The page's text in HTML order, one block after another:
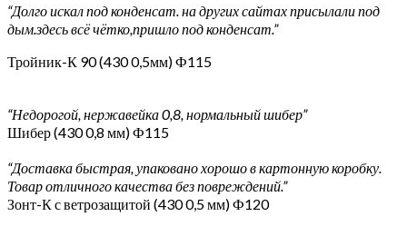
“Долго искал под конденсат. на других сайтах присылали под
дым.здесь всё чётко,пришло под конденсат.”
Тройник-К 90 (430 0,5мм) Ф115
“Недорогой, нержавейка 0,8, нормальный шибер”
Шибер (430 0,8 мм) Ф115
“Доставка быстрая, упаковано хорошо в картонную коробку.
Товар отличного качества без повреждений.”
Зонт-К с ветрозащитой (430 0,5 мм) Ф120